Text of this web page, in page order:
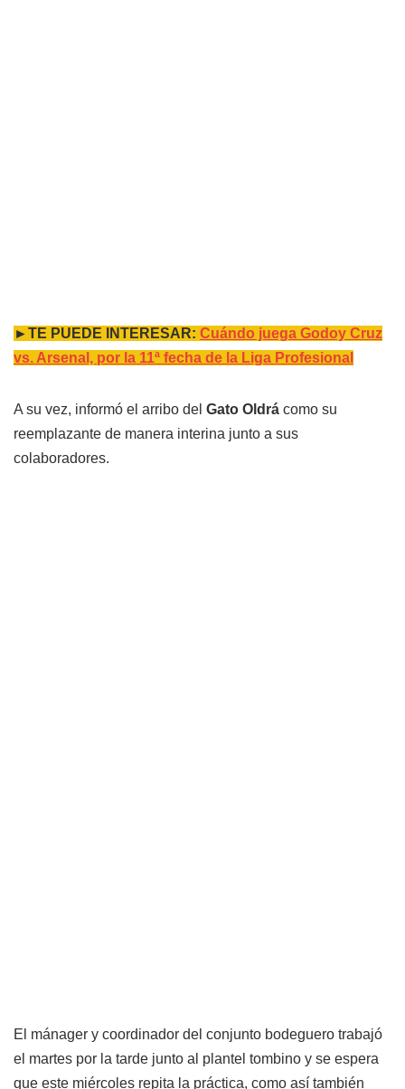
►TE PUEDE INTERESAR: Cuándo juega Godoy Cruz
vs. Arsenal, por la 11ª fecha de la Liga Profesional
A su vez, informó el arribo del Gato Oldrá como su
reemplazante de manera interina junto a sus
colaboradores.
El mánager y coordinador del conjunto bodeguero trabajó
el martes por la tarde junto al plantel tombino y se espera
que este miércoles repita la práctica, como así también